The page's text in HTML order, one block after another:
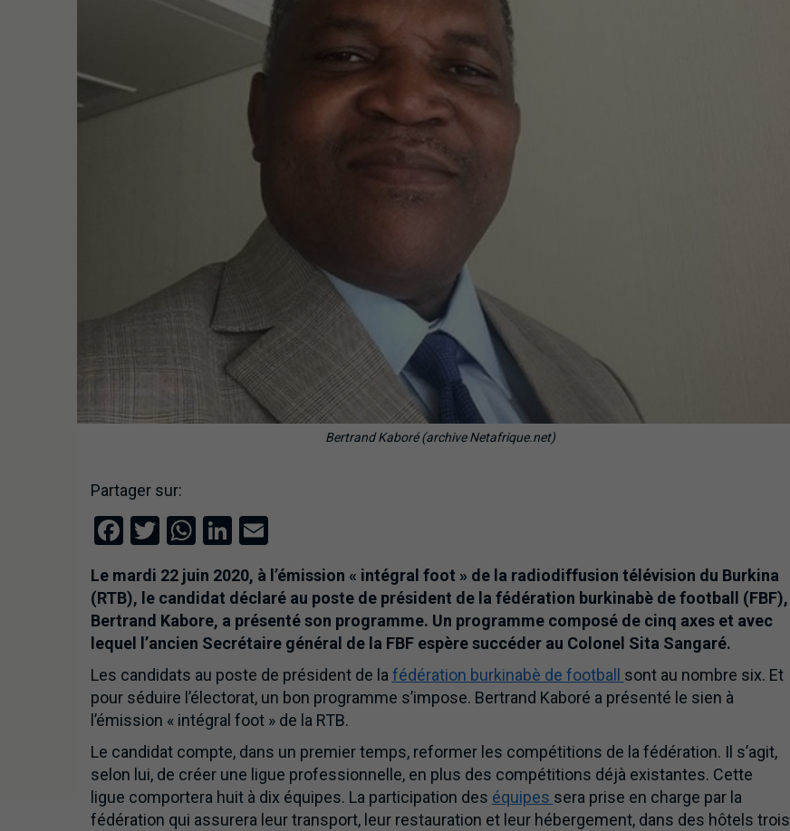
Bertrand Kaboré (archive Netafrique.net)
Partager sur:
Facebook
Twitter
WhatsApp
LinkedIn
Email
Le mardi 22 juin 2020, à l’émission « intégral foot » de la radiodiffusion télévision du Burkina
(RTB), le candidat déclaré au poste de président de la fédération burkinabè de football (FBF),
Bertrand Kabore, a présenté son programme. Un programme composé de cinq axes et avec
lequel l’ancien Secrétaire général de la FBF espère succéder au Colonel Sita Sangaré.
Les candidats au poste de président de la fédération burkinabè de football sont au nombre six. Et
pour séduire l’électorat, un bon programme s’impose. Bertrand Kaboré a présenté le sien à
l’émission « intégral foot » de la RTB.
Le candidat compte, dans un premier temps, reformer les compétitions de la fédération. Il s’agit,
selon lui, de créer une ligue professionnelle, en plus des compétitions déjà existantes. Cette
ligue comportera huit à dix équipes. La participation des équipes sera prise en charge par la
fédération qui assurera leur transport, leur restauration et leur hébergement, dans des hôtels trois